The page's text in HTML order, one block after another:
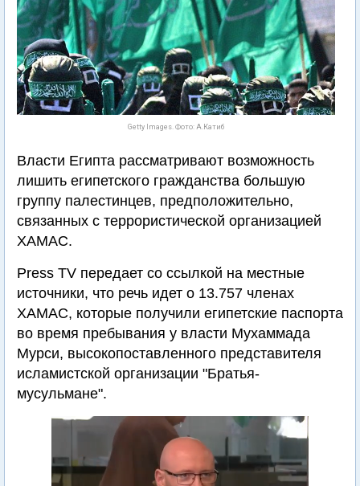
Getty Images. Фото: А.Катиб
Власти Египта рассматривают возможность
лишить египетского гражданства большую
группу палестинцев, предположительно,
связанных с террористической организацией
ХАМАС.
Press TV передает со ссылкой на местные
источники, что речь идет о 13.757 членах
ХАМАС, которые получили египетские паспорта
во время пребывания у власти Мухаммада
Мурси, высокопоставленного представителя
исламистской организации "Братья-
мусульмане".